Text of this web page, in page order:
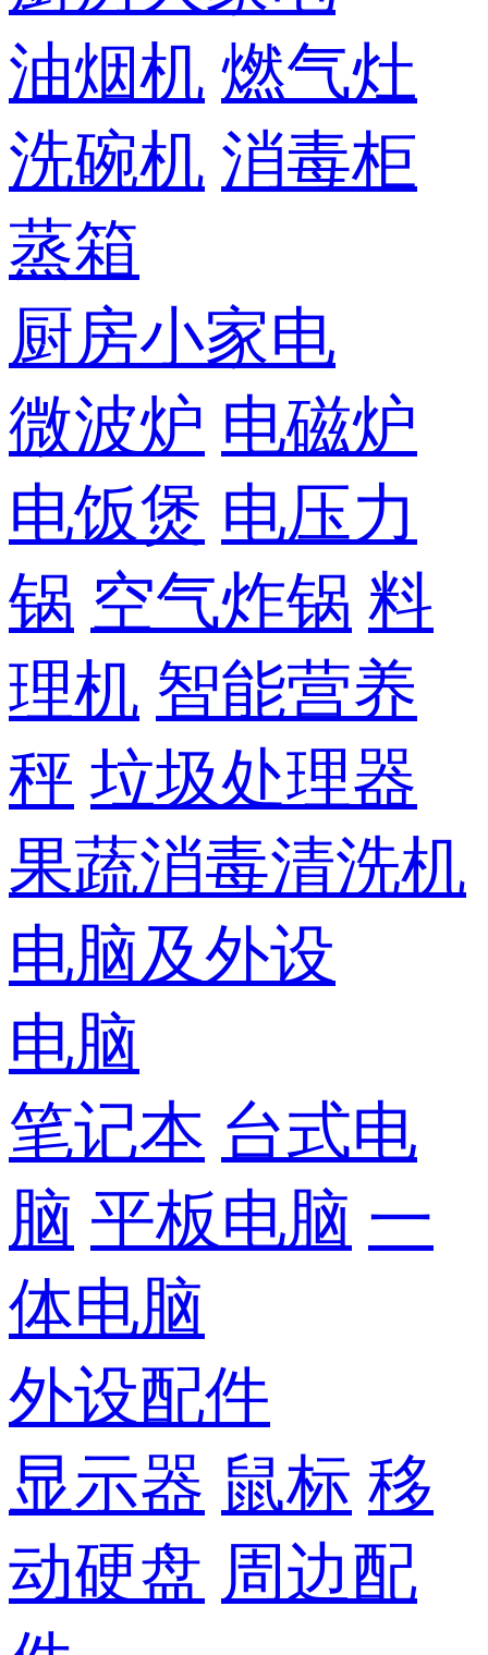
油烟机 燃气灶
洗碗机 消毒柜
蒸箱
厨房小家电
微波炉 电磁炉
电饭煲 电压力
锅 空气炸锅 料
理机 智能营养
秤 垃圾处理器
果蔬消毒清洗机
电脑及外设
电脑
笔记本 台式电
脑 平板电脑 一
体电脑
外设配件
显示器 鼠标 移
动硬盘 周边配